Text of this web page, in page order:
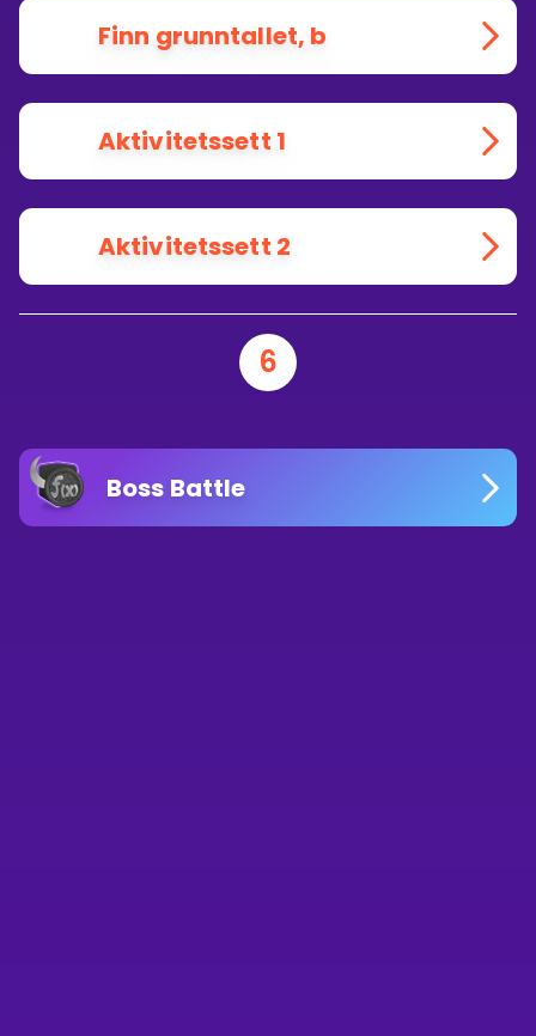
Finn grunntallet, b
Aktivitetssett 1
Aktivitetssett 2
6
Boss Battle